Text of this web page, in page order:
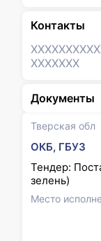
Тверская обл
ОКБ, ГБУЗ
Тендер:
зелень)
Место
Контакты
XXXXXXX
XXXXXXX
Документы